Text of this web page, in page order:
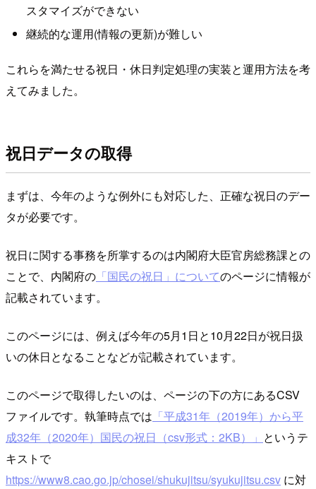
スタマイズができない
継続的な運用(情報の更新)が難しい
これらを満たせる祝日・休日判定処理の実装と運用方法を考
えてみました。
祝日データの取得
まずは、今年のような例外にも対応した、正確な祝日のデー
タが必要です。
祝日に関する事務を所掌するのは内閣府大臣官房総務課との
ことで、内閣府の 「国民の祝日」についてのページに情報が
記載されています。
このページには、例えば今年の5月1日と10月22日が祝日扱
いの休日となることなどが記載されています。
このページで取得したいのは、ページの下の方にあるCSV
ファイルです。執筆時点では 「平成31年（2019年）から平
成32年（2020年）国民の祝日（csv形式：2KB）」 というテ
キストで
https://www8.cao.go.jp/chosei/shukujitsu/syukujitsu.csv に対